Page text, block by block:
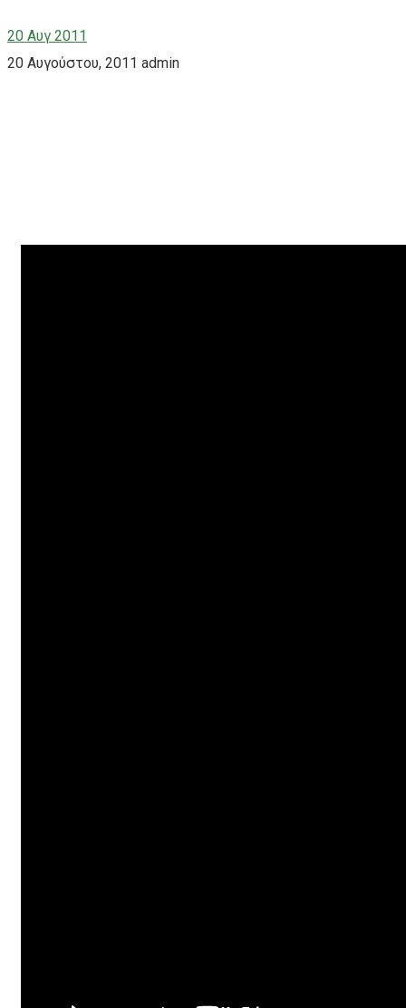
20 Αυγ 2011
20 Αυγούστου, 2011 admin